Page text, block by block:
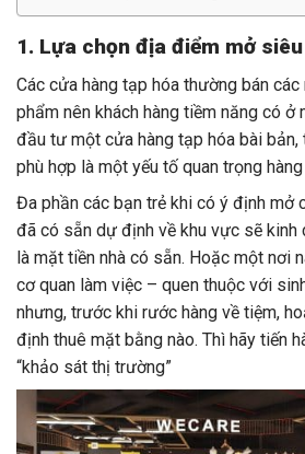
1. Lựa chọn địa điểm mở
Các cửa hàng tạp hóa thường bán các
phẩm nên khách hàng tiềm năng có ở
đầu tư một cửa hàng tạp hóa bài
phù hợp là một yếu tố quan trọng
Đa phần các bạn trẻ khi có ý định mở
đã có sẵn dự định về khu vực sẽ kinh
là mặt tiền nhà có sẵn. Hoặc một nơi
cơ quan làm việc – quen thuộc với
nhưng, trước khi rước hàng về tiệm,
định thuê mặt bằng nào. Thì hãy tiến
“khảo sát thị trường”